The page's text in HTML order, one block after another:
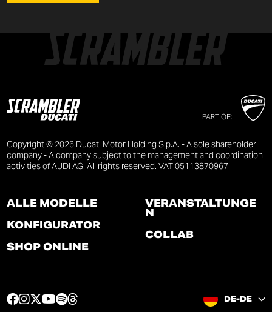
PART OF:
Copyright © 2026 Ducati Motor Holding S.p.A. - A sole shareholder
company - A company subject to the management and coordination
activities of AUDI AG. All rights reserved. VAT 05113870967
ALLE MODELLE
KONFIGURATOR
SHOP ONLINE
VERANSTALTUNGE
N
COLLAB
F I T Y S DE-DE